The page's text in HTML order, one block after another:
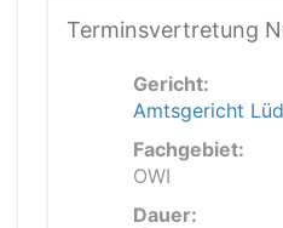
Terminsvertretung
Gericht:
Amtsgericht
Fachgebiet:
OWI
Dauer: